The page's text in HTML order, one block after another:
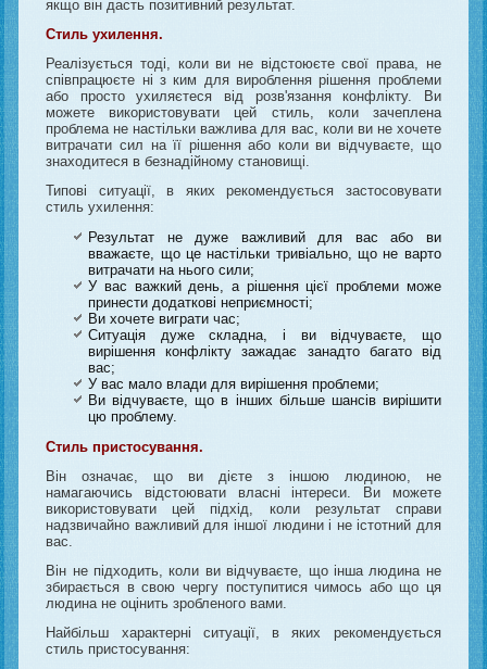
якщо він дасть позитивний результат.
Стиль ухилення.
Реалізується тоді, коли ви не відстоюєте свої права, не
співпрацюєте ні з ким для вироблення рішення проблеми
або просто ухиляєтеся від розв'язання конфлікту. Ви
можете використовувати цей стиль, коли зачеплена
проблема не настільки важлива для вас, коли ви не хочете
витрачати сил на її рішення або коли ви відчуваєте, що
знаходитеся в безнадійному становищі.
Типові ситуації, в яких рекомендується застосовувати
стиль ухилення:
Результат не дуже важливий для вас або ви
вважаєте, що це настільки тривіально, що не варто
витрачати на нього сили;
У вас важкий день, а рішення цієї проблеми може
принести додаткові неприємності;
Ви хочете виграти час;
Ситуація дуже складна, і ви відчуваєте, що
вирішення конфлікту зажадає занадто багато від
вас;
У вас мало влади для вирішення проблеми;
Ви відчуваєте, що в інших більше шансів вирішити
цю проблему.
Стиль пристосування.
Він означає, що ви дієте з іншою людиною, не
намагаючись відстоювати власні інтереси. Ви можете
використовувати цей підхід, коли результат справи
надзвичайно важливий для іншої людини і не істотний для
вас.
Він не підходить, коли ви відчуваєте, що інша людина не
збирається в свою чергу поступитися чимось або що ця
людина не оцінить зробленого вами.
Найбільш характерні ситуації, в яких рекомендується
стиль пристосування: